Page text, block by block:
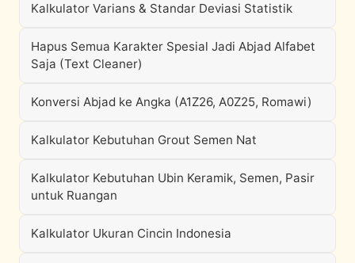
Kalkulator Varians & Standar Deviasi Statistik
Hapus Semua Karakter Spesial Jadi Abjad Alfabet
Saja (Text Cleaner)
Konversi Abjad ke Angka (A1Z26, A0Z25, Romawi)
Kalkulator Kebutuhan Grout Semen Nat
Kalkulator Kebutuhan Ubin Keramik, Semen, Pasir
untuk Ruangan
Kalkulator Ukuran Cincin Indonesia